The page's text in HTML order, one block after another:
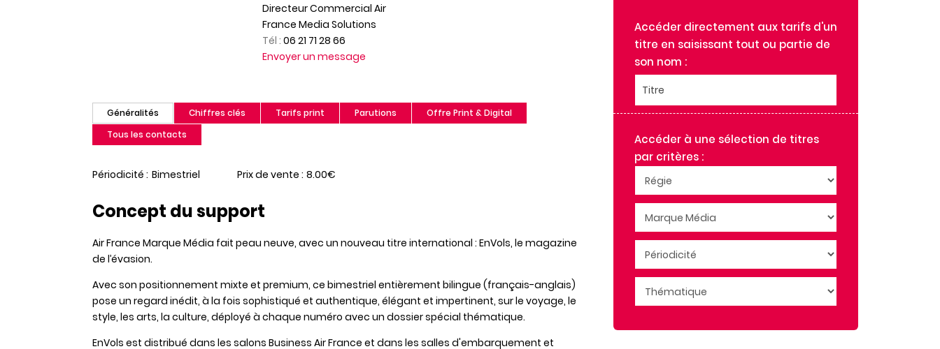
Directeur Commercial Air
France Media Solutions
Tél :06 21 71 28 66
Envoyer un message
Généralités
(onglet
actif)
Chiffres clés Tarifs print Parutions
Offre Print & Digital
Tous les contacts
Périodicité Bimestriel Prix de vente 8.00€
Concept du support
Air France Marque Média fait peau neuve, avec un nouveau titre international : EnVols, le magazine
de l’évasion.
Avec son positionnement mixte et premium, ce bimestriel entièrement bilingue (français-anglais)
pose un regard inédit, à la fois sophistiqué et authentique, élégant et impertinent, sur le voyage, le
style, les arts, la culture, déployé à chaque numéro avec un dossier spécial thématique.
EnVols est distribué dans les salons Business Air France et dans les salles d'embarquement et
BEST OF MARMITON
BIBA
BIBA MUM
CAMPAGNE DECORATION
CLOSER
CREATIVES ET COLLECTIVES
CULTISSIMES
DIAPASON
DIAPASON GUIDE DES CONCERTS
DIAPASON GUIDE DES FESTIVALS
DIAPASON GUIDE DES OPERAS
DIAPASON HORS SERIE HI-FI
GAZETTE GRAZIA
GOURMAND
GOURMAND KIDS
GOURMAND SANS
Accéder directement aux tarifs d'un
titre en saisissant tout ou partie de
son nom :
Titre
Accéder à une sélection de titres
par critères :